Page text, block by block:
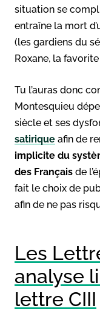
situation se
entraîne la mort
(les gardiens du
Roxane, la favorite
Tu l’auras donc
Montesquieu
siècle et ses
satirique afin de
implicite du
des Français de
fait le choix de
afin de ne pas
Les
analyse
lettre CIII